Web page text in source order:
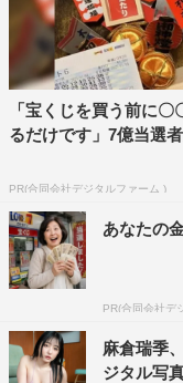
「宝くじを買う前に〇
るだけです」7億当選
PR(合同会社デジタルファーム )
あなたの
PR(合同会社デ
麻倉瑞季
ジタル写